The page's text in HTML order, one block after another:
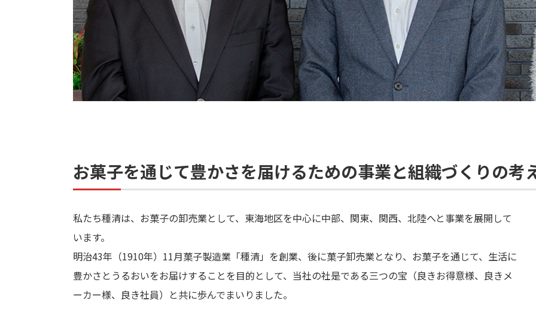
お菓子を通じて豊かさを届けるための事業と組織づくりの考
私たち種清は、お菓子の卸売業として、東海地区を中心に中部、関東、関西、北陸へと事業を展開して
います。
明治43年（1910年）11月菓子製造業「種清」を創業、後に菓子卸売業となり、お菓子を通じて、生活に
豊かさとうるおいをお届けすることを目的として、当社の社是である三つの宝（良きお得意様、良きメ
ーカー様、良き社員）と共に歩んでまいりました。